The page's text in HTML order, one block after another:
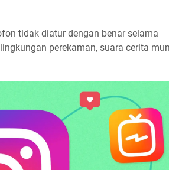
tidak diatur dengan benar selama
perekaman, suara cerita